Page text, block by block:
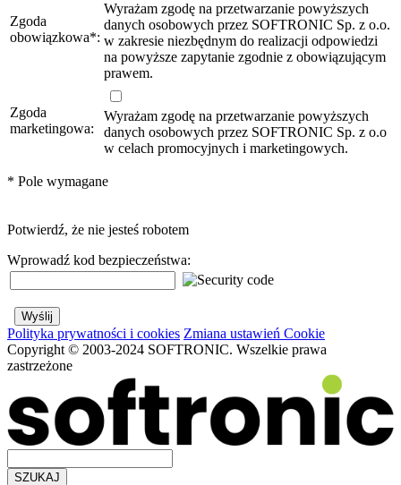
Zgoda
obowiązkowa*:
Wyrażam zgodę na przetwarzanie powyższych
danych osobowych przez SOFTRONIC Sp. z o.o.
w zakresie niezbędnym do realizacji odpowiedzi
na powyższe zapytanie zgodnie z obowiązującym
prawem.
Zgoda
marketingowa:
Wyrażam zgodę na przetwarzanie powyższych
danych osobowych przez SOFTRONIC Sp. z o.o
w celach promocyjnych i marketingowych.
* Pole wymagane
Potwierdź, że nie jesteś robotem
Wprowadź kod bezpieczeństwa:
Polityka prywatności i cookies Zmiana ustawień Cookie
Copyright © 2003-2024 SOFTRONIC. Wszelkie prawa
zastrzeżone